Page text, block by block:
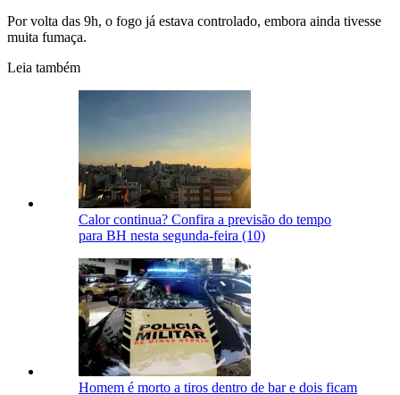
Por volta das 9h, o fogo já estava controlado, embora ainda tivesse
muita fumaça.
Leia também
Calor continua? Confira a previsão do tempo
para BH nesta segunda-feira (10)
Homem é morto a tiros dentro de bar e dois ficam